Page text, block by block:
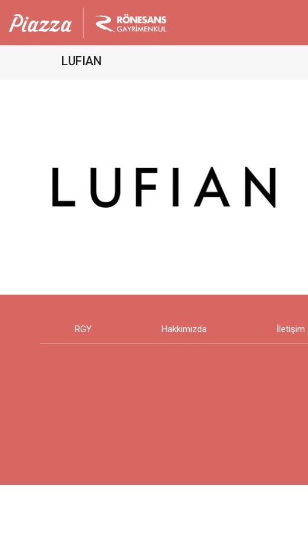
LUFIAN
RGY Hakkımızda İletişim